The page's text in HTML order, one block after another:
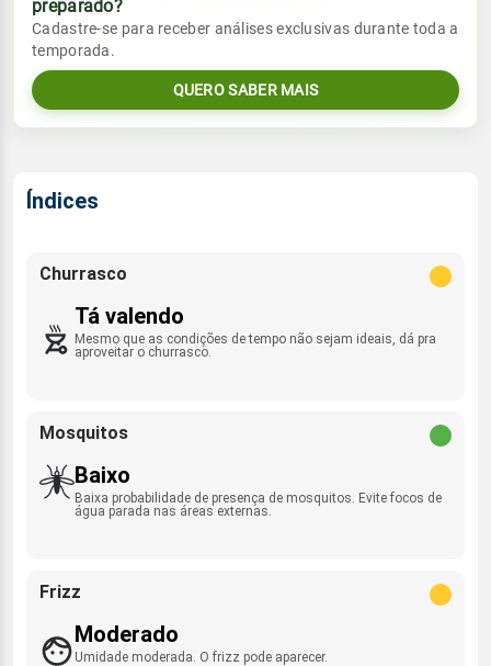
Umidade do ar
94% 99%
Rajada de vento
Sol
06:58h às 18:01h
Lua
Chuva
4.7mm
Umidade do ar
Vento
E - 8km/h
Rajada de vento
Sol
preparado?
Cadastre-se para receber análises exclusivas durante toda a
temporada.
QUERO SABER MAIS
Índices
Churrasco
Tá valendo
Mesmo que as condições de tempo não sejam ideais, dá pra
aproveitar o churrasco.
Mosquitos
Baixo
Baixa probabilidade de presença de mosquitos. Evite focos de
água parada nas áreas externas.
Frizz
Moderado
Umidade moderada. O frizz pode aparecer.